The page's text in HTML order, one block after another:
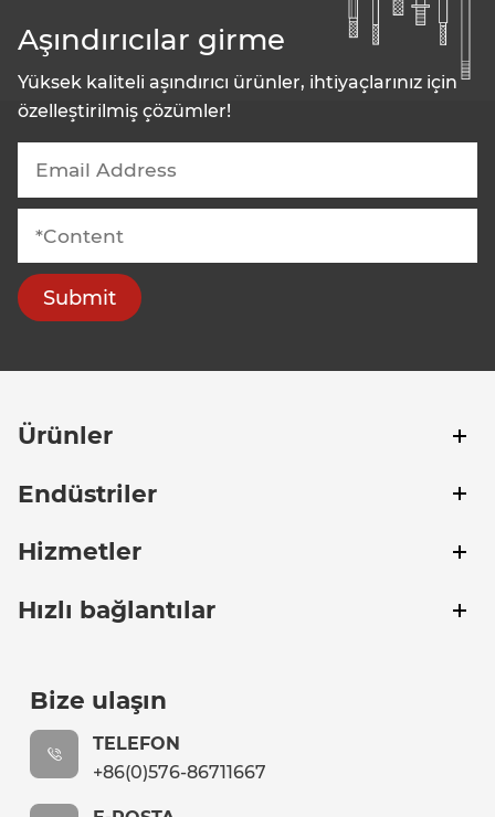
Aşındırıcılar girme
Yüksek kaliteli aşındırıcı ürünler, ihtiyaçlarınız için
özelleştirilmiş çözümler!
Submit
Ürünler
Endüstriler
Hizmetler
Hızlı bağlantılar
Bize ulaşın
TELEFON
+86(0)576-86711667